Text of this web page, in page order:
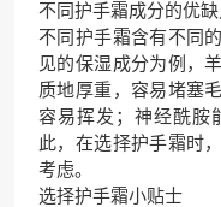
不同护手霜成分的优缺
不同护手霜含有不同
见的保湿成分为例，
质地厚重，容易堵塞
容易挥发；神经酰胺
此，在选择护手霜时
考虑。
选择护手霜小贴士